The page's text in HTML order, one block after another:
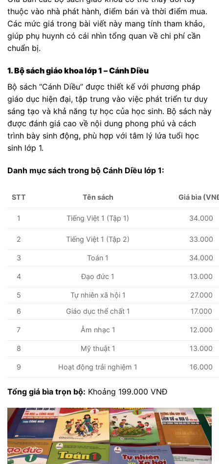
thuộc vào nhà phát hành, điểm bán và thời điểm mua.
Các mức giá trong bài viết này mang tính tham khảo,
giúp phụ huynh có cái nhìn tổng quan về chi phí cần
chuẩn bị.
1. Bộ sách giáo khoa lớp 1 – Cánh Diều
Bộ sách “Cánh Diều” được thiết kế với phương pháp
giáo dục hiện đại, tập trung vào việc phát triển tư duy
sáng tạo và khả năng tự học của học sinh. Bộ sách này
được đánh giá cao về nội dung phong phú và cách
trình bày sinh động, phù hợp với tâm lý lứa tuổi học
sinh lớp 1.
Danh mục sách trong bộ Cánh Diều lớp 1:
STT Tên sách Giá bìa
1 Tiếng Việt 1 (Tập 1) 34.000
2 Tiếng Việt 1 (Tập 2) 33.000
3 Toán 1 34.000
4 Đạo đức 1 13.000
5 Tự nhiên xã hội 1
27.000
6
Giáo dục thể chất 1 17.000
7 Âm nhạc 1 12.000
8 Mỹ thuật 1 13.000
9 Hoạt động trải nghiệm 1 16.000
Tổng giá bìa trọn bộ: Khoảng 199.000 VNĐ